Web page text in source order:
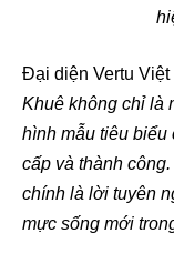
Đại diện Vertu Việt
Khuê không chỉ là
hình mẫu tiêu biểu
cấp và thành
chính là lời tuyên
mực sống mới